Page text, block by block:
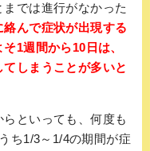
では進行がなかった
絡んで症状が出現する
1週間から10日は、
しまうことが多いと
といっても、何度も
ち1/3～1/4の期間が症